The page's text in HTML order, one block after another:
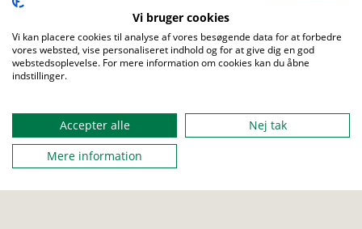
Menu
Mærker
Aktiviteter
Udgivelser
Om os
Presse
Job
Vi bruger cookies
Vi kan placere cookies til analyse af vores besøgende data for at forbedre
vores websted, vise personaliseret indhold og for at give dig en god
webstedsoplevelse. For mere information om cookies kan du åbne
indstillinger.
Accepter alle
Nej tak
Mere information